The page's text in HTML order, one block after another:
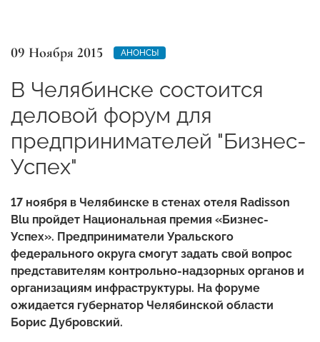
09 Ноября 2015 АНОНСЫ
В Челябинске состоится
деловой форум для
предпринимателей "Бизнес-
Успех"
17 ноября в Челябинске в стенах отеля Radisson
Blu пройдет Национальная премия «Бизнес-
Успех». Предприниматели Уральского
федерального округа смогут задать свой вопрос
представителям контрольно-надзорных органов и
организациям инфраструктуры. На форуме
ожидается губернатор Челябинской области
Борис Дубровский.